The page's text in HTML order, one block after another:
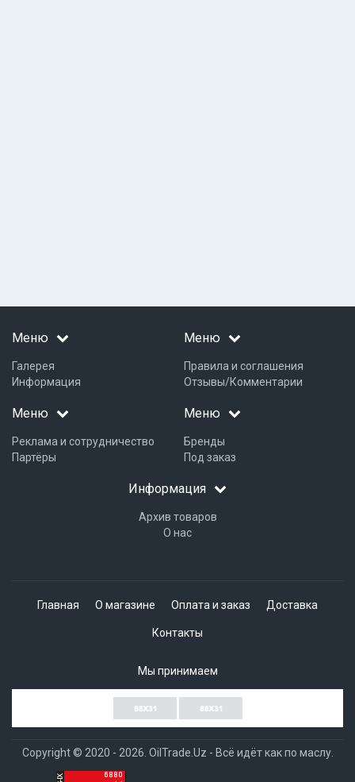
Меню
Галерея
Информация
Меню
Правила и соглашения
Отзывы/Комментарии
Меню
Реклама и сотрудничество
Партёры
Меню
Бренды
Под заказ
Информация
Архив товаров
О нас
Главная О магазине Оплата и заказ Доставка
Контакты
Мы принимаем
Copyright © 2020 - 2026. OilTrade.Uz - Всё идёт как по маслу.